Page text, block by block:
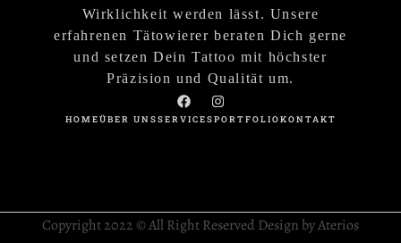
Wirklichkeit werden lässt. Unsere
erfahrenen Tätowierer beraten Dich gerne
und setzen Dein Tattoo mit höchster
Präzision und Qualität um.
HOMEÜBER UNSSERVICESPORTFOLIOKONTAKT
Copyright 2022 © All Right Reserved Design by Aterios